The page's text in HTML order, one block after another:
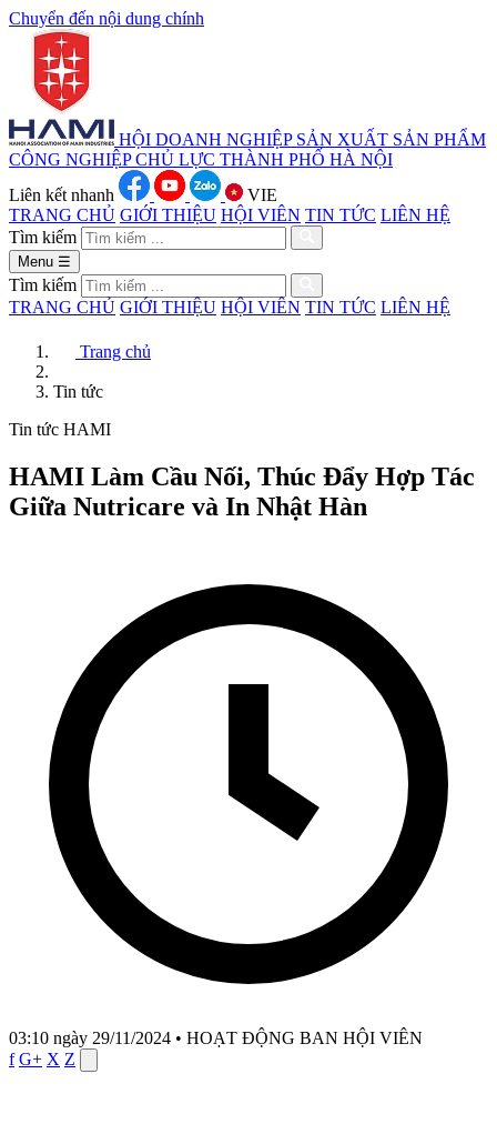
Chuyển đến nội dung chính
HỘI DOANH NGHIỆP SẢN XUẤT SẢN PHẨM
CÔNG NGHIỆP CHỦ LỰC THÀNH PHỐ HÀ NỘI
Liên kết nhanh
VIE
TRANG CHỦ GIỚI THIỆU HỘI VIÊN TIN TỨC LIÊN HỆ
Tìm kiếm
Menu ☰
Tìm kiếm
TRANG CHỦ GIỚI THIỆU HỘI VIÊN TIN TỨC LIÊN HỆ
Trang chủ
Tin tức
Tin tức HAMI
HAMI Làm Cầu Nối, Thúc Đẩy Hợp Tác
Giữa Nutricare và In Nhật Hàn
03:10 ngày 29/11/2024 • HOẠT ĐỘNG BAN HỘI VIÊN
f G+ X Z